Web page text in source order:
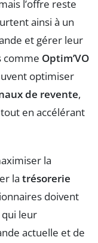
l’offre reste
ainsi à un
et gérer leur
comme Optim’VO
optimiser
de revente,
en accélérant
la
la trésorerie
doivent
leur
actuelle et de